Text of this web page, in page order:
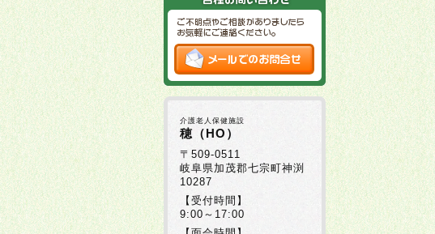
介護老人保健施設
穂（HO）
〒509-0511
岐阜県加茂郡七宗町神渕
10287
【受付時間】
9:00～17:00